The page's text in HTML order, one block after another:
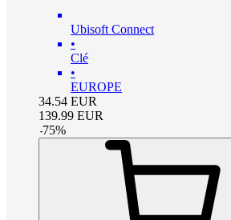
Ubisoft Connect
•
Clé
•
EUROPE
34.54 EUR
139.99 EUR
-75%